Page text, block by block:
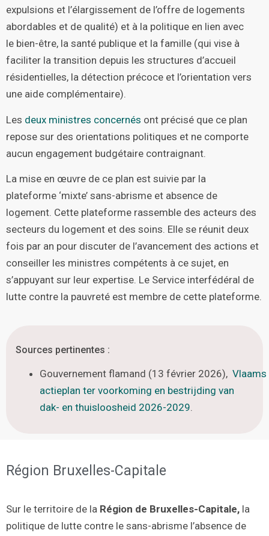
expulsions et l’élargissement de l’offre de logements
abordables et de qualité) et à la politique en lien avec
le bien-être, la santé publique et la famille (qui vise à
faciliter la transition depuis les structures d’accueil
résidentielles, la détection précoce et l’orientation vers
une aide complémentaire).
Les deux ministres concernés ont précisé que ce plan
repose sur des orientations politiques et ne comporte
aucun engagement budgétaire contraignant.
La mise en œuvre de ce plan est suivie par la
plateforme ‘mixte’ sans-abrisme et absence de
logement. Cette plateforme rassemble des acteurs des
secteurs du logement et des soins. Elle se réunit deux
fois par an pour discuter de l’avancement des actions et
conseiller les ministres compétents à ce sujet, en
s’appuyant sur leur expertise. Le Service interfédéral de
lutte contre la pauvreté est membre de cette plateforme.
Sources pertinentes :
Gouvernement flamand (13 février 2026), Vlaams
actieplan ter voorkoming en bestrijding van
dak- en thuisloosheid 2026-2029
Région Bruxelles-Capitale
Sur le territoire de la Région de Bruxelles-Capitale, la
politique de lutte contre le sans-abrisme l’absence de